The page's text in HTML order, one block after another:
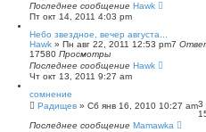
Последнее сообщение Hawk
Пт окт 14, 2011 4:03 pm
Небо звездное, вечер августа...
Hawk » Пн авг 22, 2011 12:53 pm7
17580 Просмотры
Последнее сообщение Hawk
Чт окт 13, 2011 9:27 am
сомнение
Радищев » Сб янв 16, 2010 10:27 am3
Последнее сообщение Mamawka